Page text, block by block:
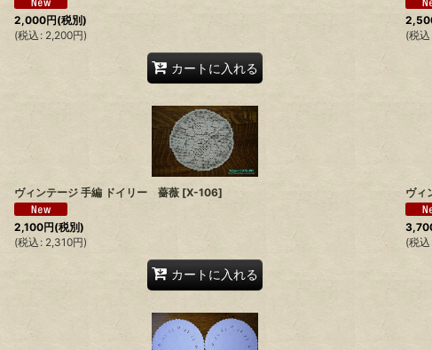
2,000円(税別)
(税込 : 2,200円)
カートに入れる
(税込
ヴィンテージ 手編 ドイリー 薔薇 [X-106]
2,100円(税別)
(税込 : 2,310円)
カートに入れる
ヴィ
(税込